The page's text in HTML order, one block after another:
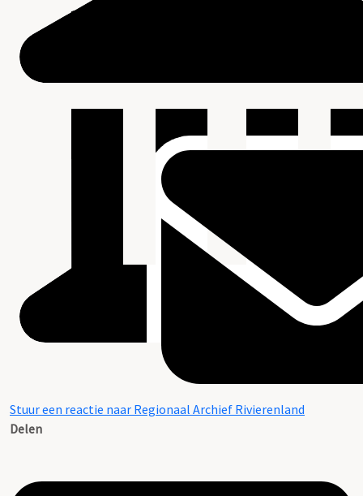
Stuur een reactie naar Regionaal Archief Rivierenland
Delen